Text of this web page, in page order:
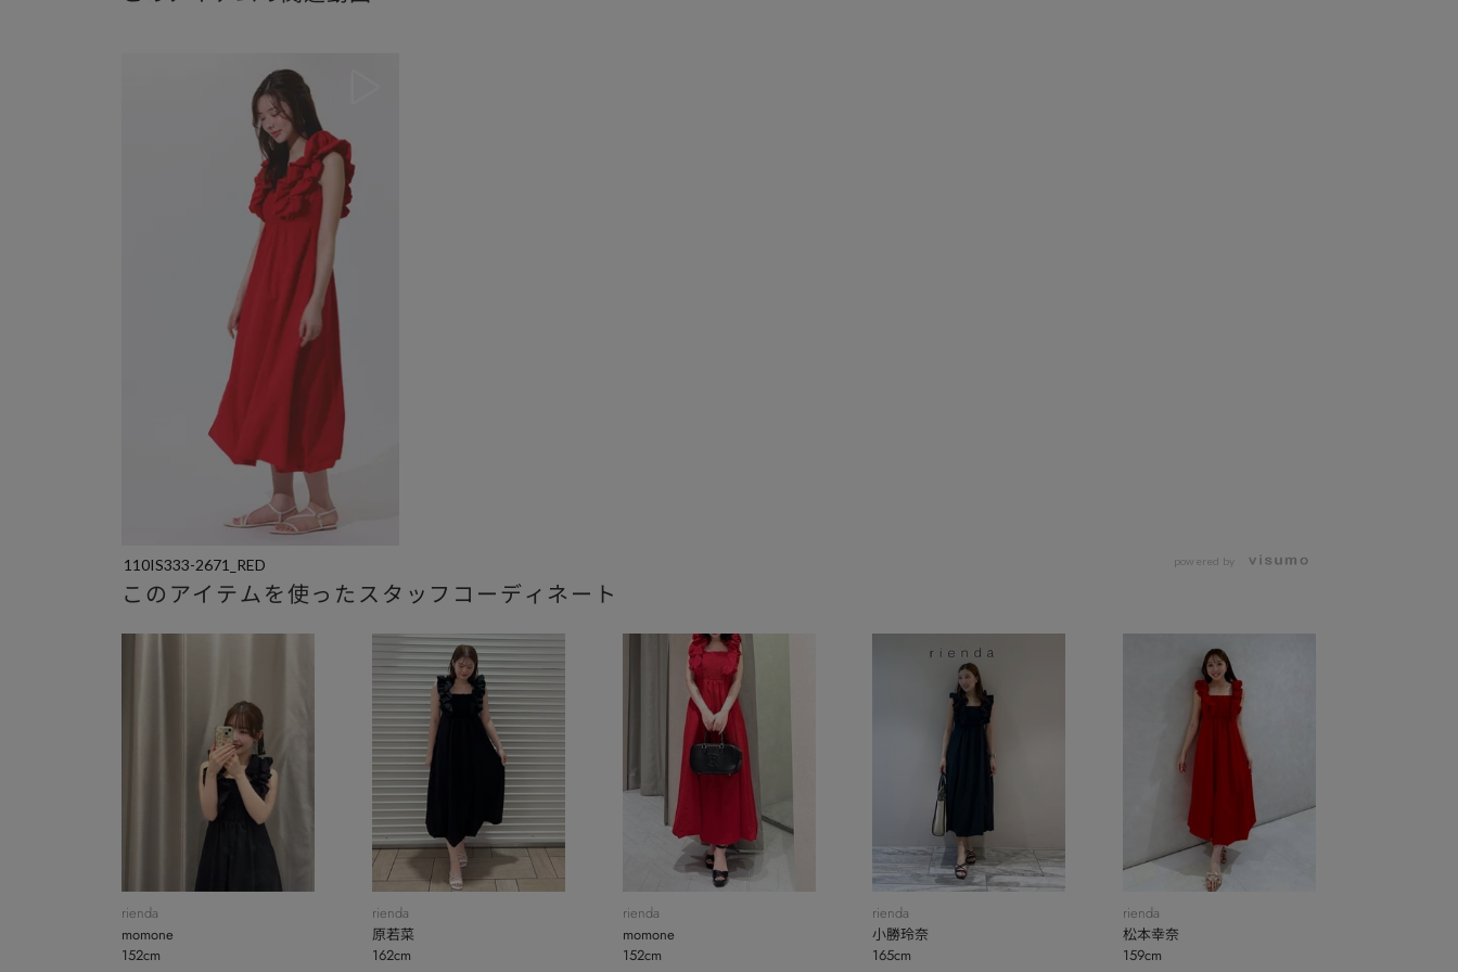
110IS333-2671_RED powered by
このアイテムを使ったスタッフコーディネート
rienda
momone
152cm
rienda
原若菜
162cm
rienda
momone
152cm
rienda
小勝玲奈
165cm
rienda
松本幸奈
159cm